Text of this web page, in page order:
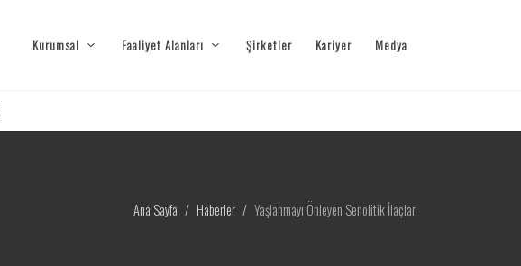
Kurumsal Faaliyet Alanları Şirketler Kariyer Medya
Ana Sayfa Haberler Yaşlanmayı Önleyen Senolitik İlaçlar